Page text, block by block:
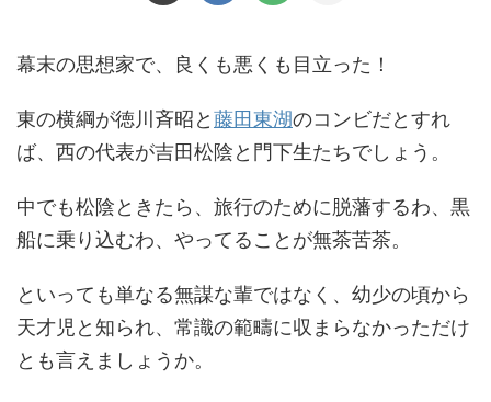
幕末の思想家で、良くも悪くも目立った！
東の横綱が徳川斉昭と藤田東湖のコンビだとすれ
ば、西の代表が吉田松陰と門下生たちでしょう。
中でも松陰ときたら、旅行のために脱藩するわ、黒
船に乗り込むわ、やってることが無茶苦茶。
といっても単なる無謀な輩ではなく、幼少の頃から
天才児と知られ、常識の範疇に収まらなかっただけ
とも言えましょうか。